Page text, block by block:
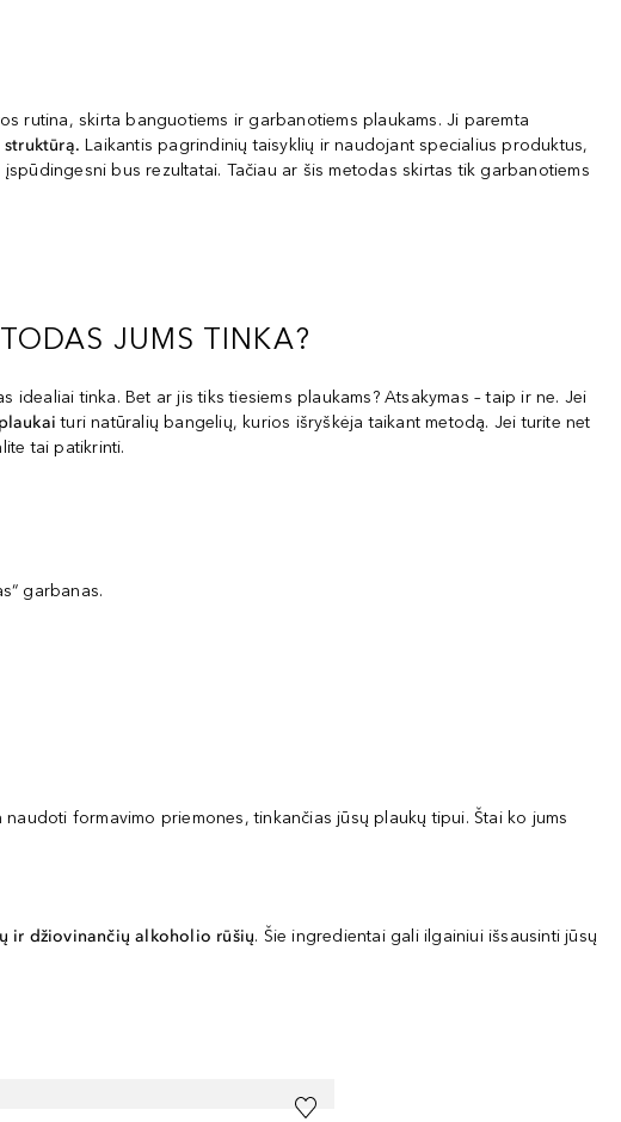
rutina, skirta banguotiems ir garbanotiems plaukams. Ji paremta
Laikantis pagrindinių taisyklių ir naudojant specialius produktus,
bus rezultatai. Tačiau ar šis metodas skirtas tik garbanotiems
JUMS TINKA?
tinka. Bet ar jis tiks tiesiems plaukams? Atsakymas – taip ir ne. Jei
turi natūralių bangelių, kurios išryškėja taikant metodą. Jei turite net
tai patikrinti.
garbanas.
formavimo priemones, tinkančias jūsų plaukų tipui. Štai ko jums
ir džiovinančių alkoholio rūšių. Šie ingredientai gali ilgainiui išsausinti jūsų